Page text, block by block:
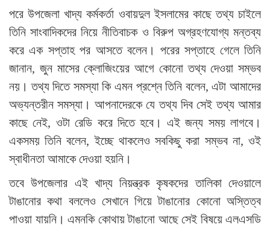
পরে উপজেলা খাদ্য কর্মকর্তা ওবায়দুল ইসলামের কাছে তথ্য চাইলে
তিনি সাংবাদিকদের নিয়ে নীতিবাচক ও বিরুপ অগ্রহণযোগ্য মন্তব্য
করে এক সপ্তাহ পর আসতে বলেন। পরের সপ্তাহে গেলে তিনি
জানান, জুন মাসের ক্লোজিংয়ের আগে কোনো তথ্য দেওয়া সম্ভব
নয়। তথ্য দিতে সমস্যা কি এমন প্রশ্নে তিনি বলেন, এটা আমাদের
অভ্যন্তরীন সমস্যা। আপনাদেরকে যে তথ্য দিব সেই তথ্য আমার
কাছে নেই, ওটা রেডি করে দিতে হবে। এই জন্য সময় লাগবে।
একসময় তিনি বলেন, ইচ্ছে থাকলেও সবকিছু করা সম্ভব না, ওই
স্বাধীনতা আমাকে দেওয়া হয়নি।
তবে উপজেলার এই খাদ্য নিয়ন্ত্রক কৃষকদের তালিকা দেওয়ালে
টাঙানোর কথা বললেও সেখানে গিয়ে টাঙানোর কোনো অস্তিত্ব
পাওয়া যায়নি। এমনকি কোথায় টাঙানো আছে সেই বিষয়ে এলএসডি